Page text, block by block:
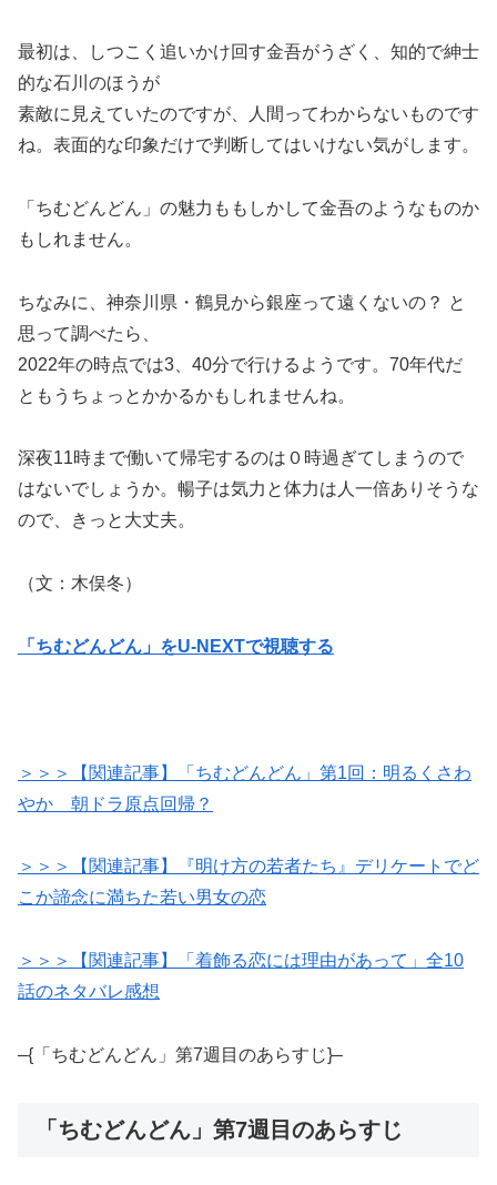
最初は、しつこく追いかけ回す金吾がうざく、知的で紳士
的な石川のほうが
素敵に見えていたのですが、人間ってわからないものです
ね。表面的な印象だけで判断してはいけない気がします。
「ちむどんどん」の魅力ももしかして金吾のようなものか
もしれません。
ちなみに、神奈川県・鶴見から銀座って遠くないの？ と
思って調べたら、
2022年の時点では3、40分で行けるようです。70年代だ
ともうちょっとかかるかもしれませんね。
深夜11時まで働いて帰宅するのは０時過ぎてしまうので
はないでしょうか。暢子は気力と体力は人一倍ありそうな
ので、きっと大丈夫。
（文：木俣冬）
「ちむどんどん」をU-NEXTで視聴する
＞＞＞【関連記事】「ちむどんどん」第1回：明るくさわ
やか 朝ドラ原点回帰？
＞＞＞【関連記事】『明け方の若者たち』デリケートでど
こか諦念に満ちた若い男女の恋
＞＞＞【関連記事】「着飾る恋には理由があって」全10
話のネタバレ感想
–{「ちむどんどん」第7週目のあらすじ}–
「ちむどんどん」第7週目のあらすじ